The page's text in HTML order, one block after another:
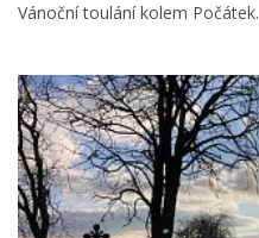
Vánoční toulání kolem Počátek.